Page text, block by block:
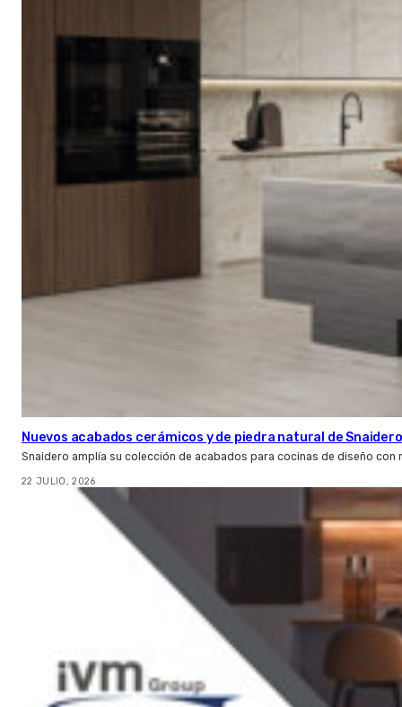
Nuevos acabados cerámicos y de piedra natural de Snaidero
Snaidero amplía su colección de acabados para cocinas de diseño
22 JULIO, 2026